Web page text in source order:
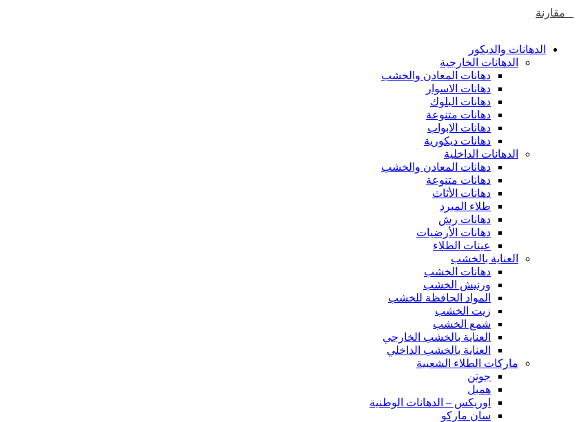
مقارنة
الدهانات والديكور
الدهانات الخارجية
دهانات المعادن والخشب
دهانات الاسوار
دهانات البلوك
دهانات متنوعة
دهانات الابواب
دهانات ديكورية
الدهانات الداخلية
دهانات المعادن والخشب
دهانات متنوعة
دهانات الأثاث
طلاء المبرد
دهانات رش
دهانات الأرضيات
عينات الطلاء
العناية بالخشب
دهانات الخشب
ورنيش الخشب
المواد الحافظة للخشب
زيت الخشب
شمع الخشب
العناية بالخشب الخارجي
العناية بالخشب الداخلي
ماركات الطلاء الشعبية
جوتن
همبل
اوريكس – الدهانات الوطنية
سان ماركو